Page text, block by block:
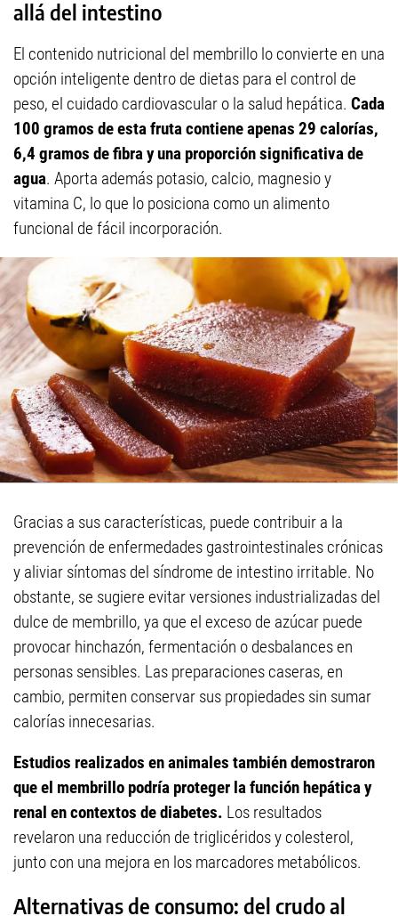
allá del intestino
El contenido nutricional del membrillo lo convierte en una
opción inteligente dentro de dietas para el control de
peso, el cuidado cardiovascular o la salud hepática. Cada
100 gramos de esta fruta contiene apenas 29 calorías,
6,4 gramos de fibra y una proporción significativa de
agua. Aporta además potasio, calcio, magnesio y
vitamina C, lo que lo posiciona como un alimento
funcional de fácil incorporación.
Gracias a sus características, puede contribuir a la
prevención de enfermedades gastrointestinales crónicas
y aliviar síntomas del síndrome de intestino irritable. No
obstante, se sugiere evitar versiones industrializadas del
dulce de membrillo, ya que el exceso de azúcar puede
provocar hinchazón, fermentación o desbalances en
personas sensibles. Las preparaciones caseras, en
cambio, permiten conservar sus propiedades sin sumar
calorías innecesarias.
Estudios realizados en animales también demostraron
que el membrillo podría proteger la función hepática y
renal en contextos de diabetes. Los resultados
revelaron una reducción de triglicéridos y colesterol,
junto con una mejora en los marcadores metabólicos.
Alternativas de consumo: del crudo al